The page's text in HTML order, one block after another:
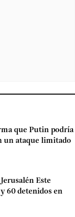
que Putin podría
un ataque limitado
Este
60 detenidos en